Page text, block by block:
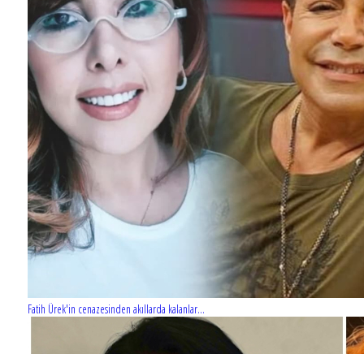
Fatih Ürek'in cenazesinden akıllarda kalanlar...